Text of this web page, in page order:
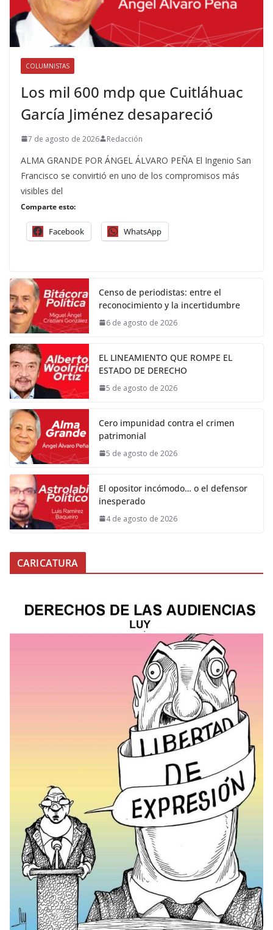
COLUMNISTAS
Los mil 600 mdp que Cuitláhuac
García Jiménez desapareció
7 de agosto de 2026 Redacción
ALMA GRANDE POR ÁNGEL ÁLVARO PEÑA El Ingenio San
Francisco se convirtió en uno de los compromisos más
visibles del
Comparte esto:
Facebook WhatsApp
Censo de periodistas: entre el
reconocimiento y la incertidumbre
6 de agosto de 2026
EL LINEAMIENTO QUE ROMPE EL
ESTADO DE DERECHO
5 de agosto de 2026
Cero impunidad contra el crimen
patrimonial
5 de agosto de 2026
El opositor incómodo… o el defensor
inesperado
4 de agosto de 2026
CARICATURA